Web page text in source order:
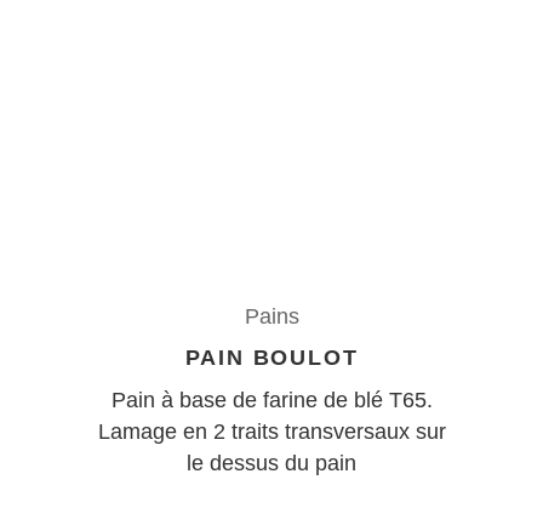
Pains
PAIN BOULOT
Pain à base de farine de blé T65.
Lamage en 2 traits transversaux sur
le dessus du pain